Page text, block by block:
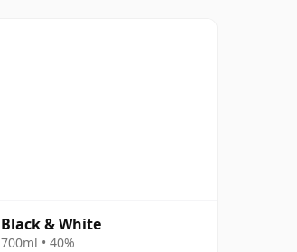
Black & White
700ml • 40%